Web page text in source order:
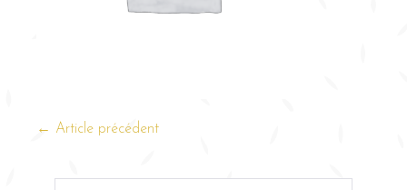
← Article précédent